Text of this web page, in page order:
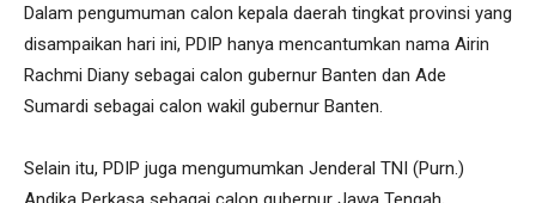
Dalam pengumuman calon kepala daerah tingkat provinsi yang
disampaikan hari ini, PDIP hanya mencantumkan nama Airin
Rachmi Diany sebagai calon gubernur Banten dan Ade
Sumardi sebagai calon wakil gubernur Banten.
Selain itu, PDIP juga mengumumkan Jenderal TNI (Purn.)